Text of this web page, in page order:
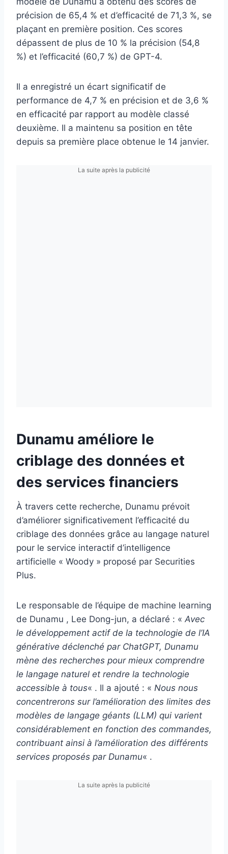
précision de 65,4 % et d’efficacité de 71,3 %, se
plaçant en première position. Ces scores
dépassent de plus de 10 % la précision (54,8
%) et l’efficacité (60,7 %) de GPT-4.
Il a enregistré un écart significatif de
performance de 4,7 % en précision et de 3,6 %
en efficacité par rapport au modèle classé
deuxième. Il a maintenu sa position en tête
depuis sa première place obtenue le 14 janvier.
La suite après la publicité
Dunamu améliore le
criblage des données et
des services financiers
À travers cette recherche, Dunamu prévoit
d’améliorer significativement l’efficacité du
criblage des données grâce au langage naturel
pour le service interactif d’intelligence
artificielle « Woody » proposé par Securities
Plus.
Le responsable de l’équipe de machine learning
de Dunamu , Lee Dong-jun, a déclaré : « Avec
le développement actif de la technologie de l’IA
générative déclenché par ChatGPT, Dunamu
mène des recherches pour mieux comprendre
le langage naturel et rendre la technologie
accessible à tous« . Il a ajouté : « Nous nous
concentrerons sur l’amélioration des limites des
modèles de langage géants (LLM) qui varient
considérablement en fonction des commandes,
contribuant ainsi à l’amélioration des différents
services proposés par Dunamu« .
La suite après la publicité